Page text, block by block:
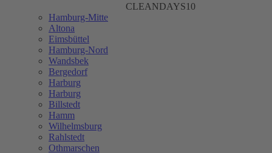
CLEANDAYS10
Hamburg-Mitte
Altona
Eimsbüttel
Hamburg-Nord
Wandsbek
Bergedorf
Harburg
Harburg
Billstedt
Hamm
Wilhelmsburg
Rahlstedt
Othmarschen